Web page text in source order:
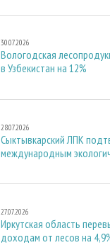
30.07.2026
Вологодская
в Узбекистан на 12%
28.07.2026
Сыктывкарский ЛПК
международным
27.07.2026
Иркутская область
доходам от лесов на